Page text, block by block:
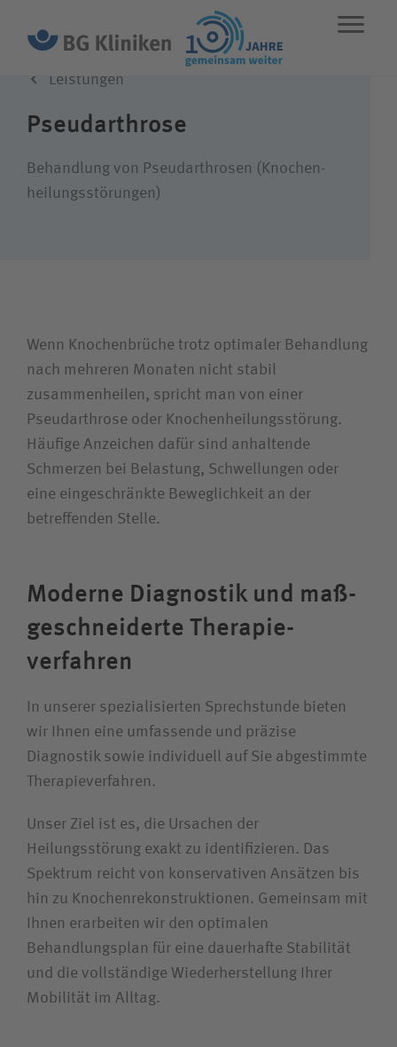
Leistungen
Wie können wir Ihnen helfen?
Suchwert
Patientin / Patient
Besucherin / Besucher
Unfallversicherungsträger
Zuweiserin / Zuweiser
Bewerberin / Bewerber
Journalistin / Journalist
Leistungen
Pseudarthrose
Behandlung von Pseudarthrosen (Knochen­
heilungs­­störungen)
Wenn Knochenbrüche trotz optimaler Behandlung
nach mehreren Monaten nicht stabil
zusammenheilen, spricht man von einer
Pseudarthrose oder Knochenheilungsstörung.
Häufige Anzeichen dafür sind anhaltende
Schmerzen bei Belastung, Schwellungen oder
eine eingeschränkte Beweglichkeit an der
betreffenden Stelle.
Moderne Diagnostik und maß­
ge­schneiderte Therapie­
verfahren
In unserer spezialisierten Sprechstunde bieten
wir Ihnen eine umfassende und präzise
Diagnostik sowie individuell auf Sie abgestimmte
Therapieverfahren.
Unser Ziel ist es, die Ursachen der
Heilungsstörung exakt zu identifizieren. Das
Spektrum reicht von konservativen Ansätzen bis
hin zu Knochenrekonstruktionen. Gemeinsam mit
Ihnen erarbeiten wir den optimalen
Behandlungsplan für eine dauerhafte Stabilität
und die vollständige Wiederherstellung Ihrer
Mobilität im Alltag.
Die Akutkliniken unserer
Unternehmensgruppe sind spezialisiert auf